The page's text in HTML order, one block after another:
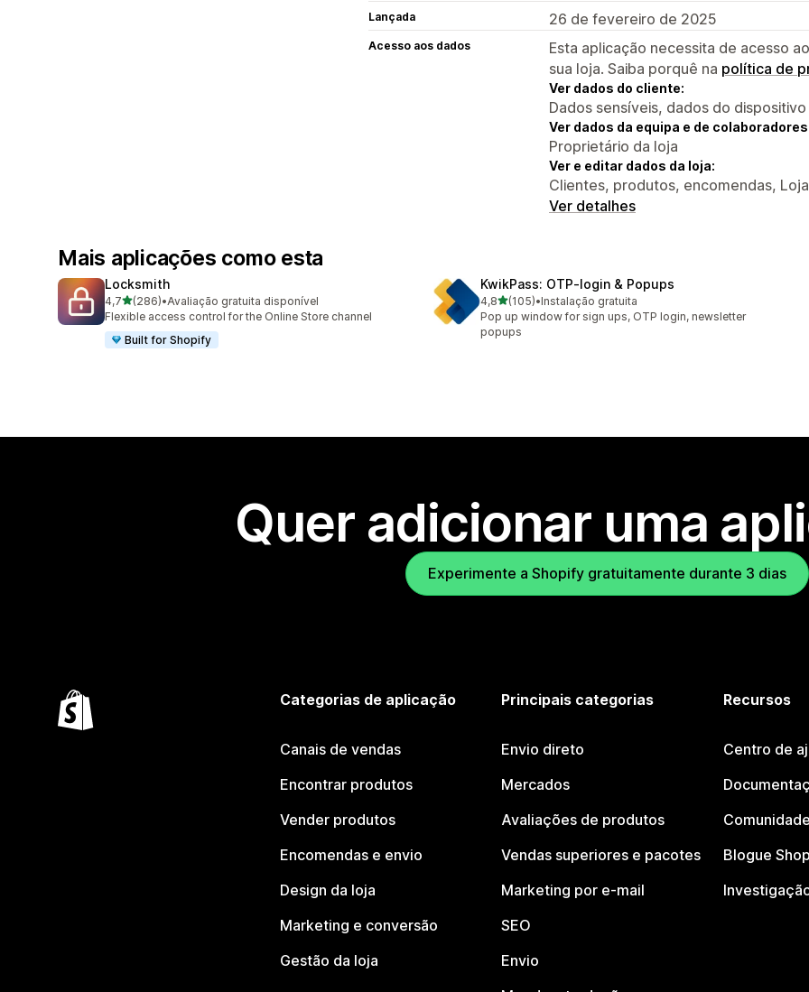
Lançada 26 de fevereiro de 2025
Acesso aos dados
Esta aplicação necessita de acesso
sua loja. Saiba porquê na política de
Ver dados do cliente:
Dados sensíveis, dados do
Ver dados da equipa e de
Proprietário da loja
Ver e editar dados da loja:
Clientes, produtos, encomendas,
Ver detalhes
Mais aplicações como esta
Locksmith
4,7de 5 estrelas
(286)
286 total de avaliações
•Avaliação gratuita disponível
Flexible access control for the Online Store channel
Built for Shopify
KwikPass: OTP‑login & Popups
4,8de 5 estrelas
(105)
105 total de avaliações
•Instalação gratuita
Pop up window for sign ups, OTP login, newsletter
popups
Quer adicionar uma
Experimente a Shopify gratuitamente durante 3 dias
Categorias de aplicação
Canais de vendas
Encontrar produtos
Vender produtos
Encomendas e envio
Design da loja
Marketing e conversão
Gestão da loja
Principais categorias
Envio direto
Mercados
Avaliações de produtos
Vendas superiores e pacotes
Marketing por e-mail
SEO
Envio
Recursos
Centro de
Blogue